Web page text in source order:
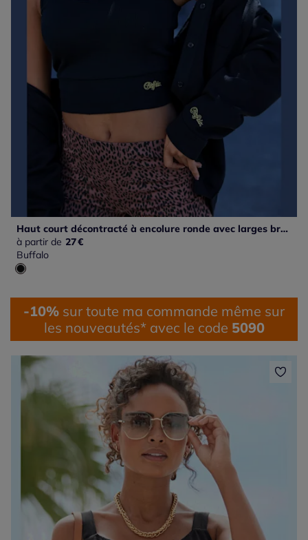
Haut court décontracté à encolure ronde avec larges bretelles
à partir de 27€
Buffalo
-10% sur toute ma commande même sur
les nouveautés* avec le code 5090